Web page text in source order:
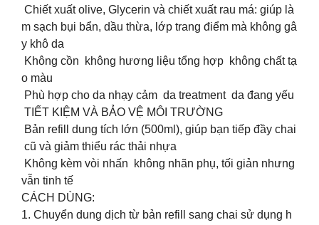
Chiết xuất olive, Glycerin và chiết xuất rau má: giúp là
m sạch bụi bẩn, dầu thừa, lớp trang điểm mà không gâ
y khô da
Không cồn không hương liệu tổng hợp không chất tạ
o màu
Phù hợp cho da nhạy cảm da treatment da đang yếu
TIẾT KIỆM VÀ BẢO VỆ MÔI TRƯỜNG
Bản refill dung tích lớn (500ml), giúp bạn tiếp đầy chai
cũ và giảm thiểu rác thải nhựa
Không kèm vòi nhấn không nhãn phụ, tối giản nhưng
vẫn tinh tế
CÁCH DÙNG:
1. Chuyển dung dịch từ bản refill sang chai sử dụng h